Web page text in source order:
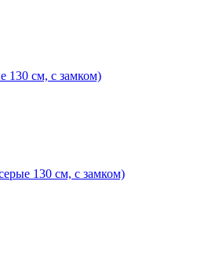
130 см, с замком)
130 см, с замком)